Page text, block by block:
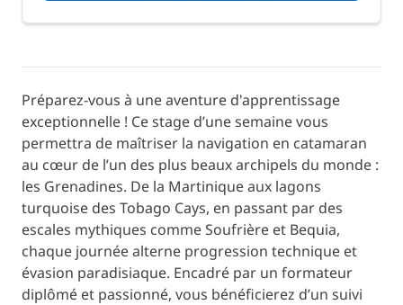
Préparez-vous à une aventure d'apprentissage
exceptionnelle ! Ce stage d’une semaine vous
permettra de maîtriser la navigation en catamaran
au cœur de l’un des plus beaux archipels du monde :
les Grenadines. De la Martinique aux lagons
turquoise des Tobago Cays, en passant par des
escales mythiques comme Soufrière et Bequia,
chaque journée alterne progression technique et
évasion paradisiaque. Encadré par un formateur
diplômé et passionné, vous bénéficierez d’un suivi